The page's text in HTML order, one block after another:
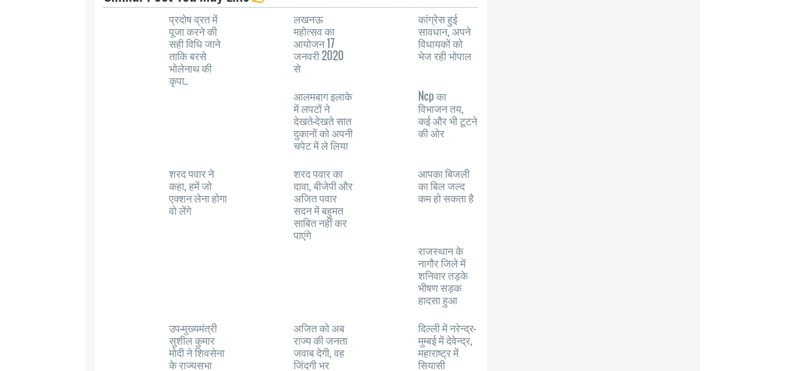
प्रदोष व्रत में
पूजा करने की
सही विधि जाने
ताकि बरसे
भोलेनाथ की
कृपा..
लखनऊ
महोत्सव का
आयोजन 17
जनवरी 2020
से
कांग्रेस हुई
सावधान, अपने
विधायकों को
भेज रही भोपाल
आलमबाग इलाके
में लपटों ने
देखते-देखते सात
दुकानों को अपनी
चपेट में ले लिया
Ncp का
विभाजन तय,
कई और भी टूटने
की ओर
शरद पवार ने
कहा, हमें जो
एक्शन लेना होगा
वो लेंगे
शरद पवार का
दावा, बीजेपी और
अजित पवार
सदन में बहुमत
साबित नहीं कर
पाएंगे
आपका बिजली
का बिल जल्द
कम हो सकता है
राजस्थान के
नागौर जिले में
शनिवार तड़के
भीषण सड़क
हादसा हुआ
उप-मुख्यमंत्री
सुशील कुमार
मोदी ने शिवसेना
के राज्यसभा
अजित को अब
राज्य की जनता
जवाब देगी, वह
जिंदगी भर
दिल्ली में नरेन्द्र-
मुम्बई में देवेन्द्र,
महाराष्ट्र में
सियासी